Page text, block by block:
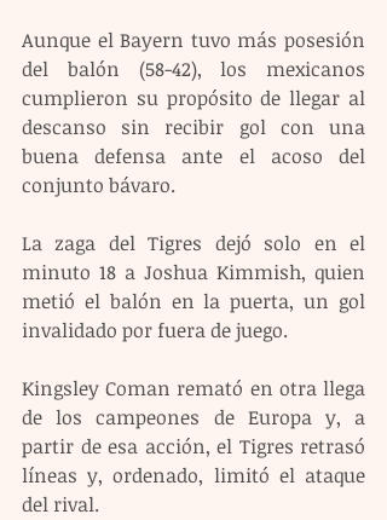
Aunque el Bayern tuvo más posesión
del balón (58-42), los mexicanos
cumplieron su propósito de llegar al
descanso sin recibir gol con una
buena defensa ante el acoso del
conjunto bávaro.
La zaga del Tigres dejó solo en el
minuto 18 a Joshua Kimmish, quien
metió el balón en la puerta, un gol
invalidado por fuera de juego.
Kingsley Coman remató en otra llega
de los campeones de Europa y, a
partir de esa acción, el Tigres retrasó
líneas y, ordenado, limitó el ataque
del rival.